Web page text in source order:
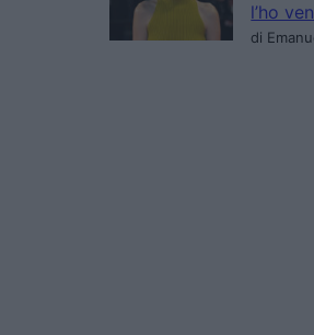
l’ho
di